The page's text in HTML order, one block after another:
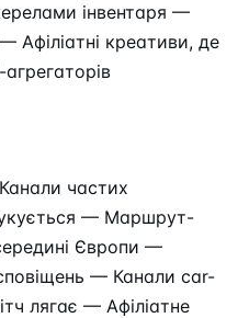
інвентаря —
креативи, де
частих
— Маршрут-
Європи —
— Канали car-
лягає — Афіліатне